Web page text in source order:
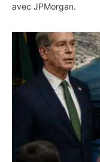
avec JPMorgan.
Pétrole : le Brent